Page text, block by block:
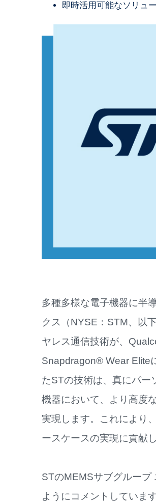
即時活用可能なソリュ
多種多様な電子機器に半
クス（NYSE：STM、以
ヤレス通信技術が、
Snapdragon® Wear Elite
たSTの技術は、真にパー
機器において、より高度
実現します。これにより
ースケースの実現に貢献し
STのMEMSサブグループ
ようにコメントしていま